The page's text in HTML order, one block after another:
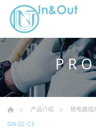
产品介绍 继电器插
GN-2C-C3